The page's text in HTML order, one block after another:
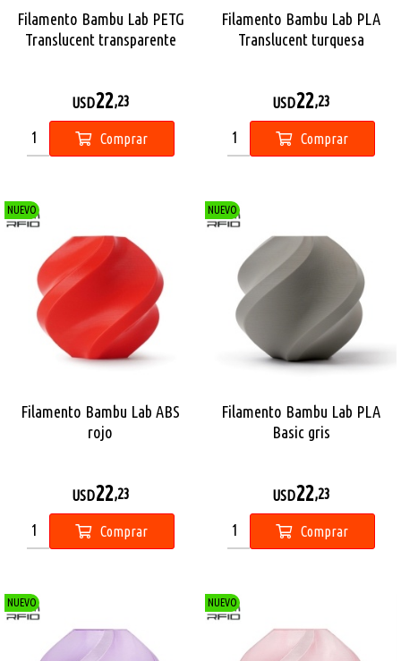
Filamento Bambu Lab PETG
Translucent transparente
USD22,23
Comprar
Filamento Bambu Lab PLA
Translucent turquesa
USD22,23
Comprar
NUEVO
Filamento Bambu Lab ABS
rojo
USD22,23
Comprar
NUEVO
Filamento Bambu Lab PLA
Basic gris
USD22,23
Comprar
NUEVO NUEVO